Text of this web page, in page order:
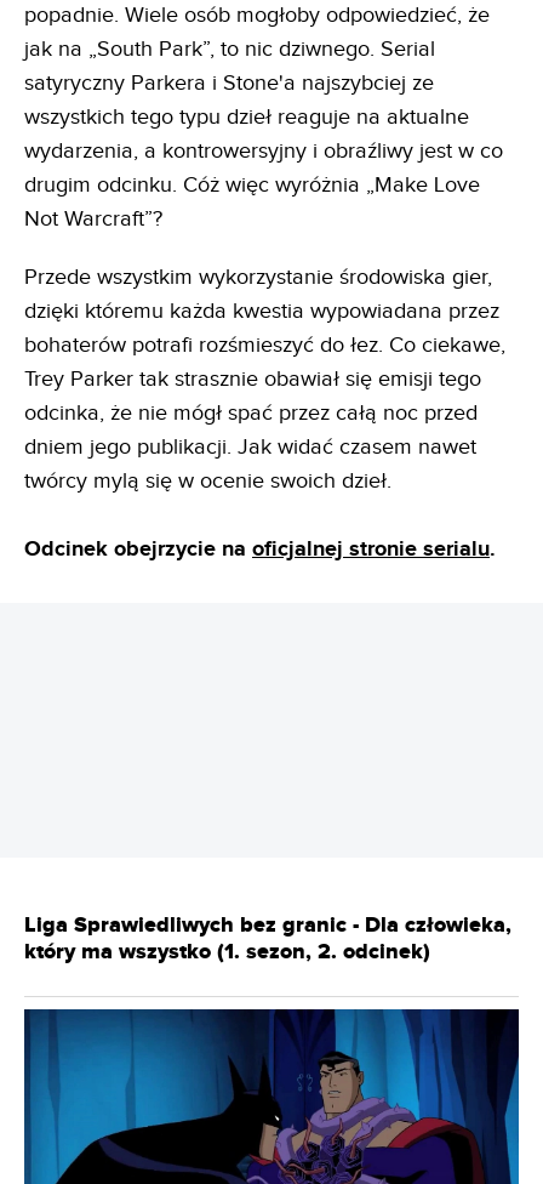
popadnie. Wiele osób mogłoby odpowiedzieć, że
jak na „South Park”, to nic dziwnego. Serial
satyryczny Parkera i Stone'a najszybciej ze
wszystkich tego typu dzieł reaguje na aktualne
wydarzenia, a kontrowersyjny i obraźliwy jest w co
drugim odcinku. Cóż więc wyróżnia „Make Love
Not Warcraft”?
Przede wszystkim wykorzystanie środowiska gier,
dzięki któremu każda kwestia wypowiadana przez
bohaterów potrafi rozśmieszyć do łez. Co ciekawe,
Trey Parker tak strasznie obawiał się emisji tego
odcinka, że nie mógł spać przez całą noc przed
dniem jego publikacji. Jak widać czasem nawet
twórcy mylą się w ocenie swoich dzieł.
Odcinek obejrzycie na oficjalnej stronie serialu.
Liga Sprawiedliwych bez granic - Dla człowieka,
który ma wszystko (1. sezon, 2. odcinek)